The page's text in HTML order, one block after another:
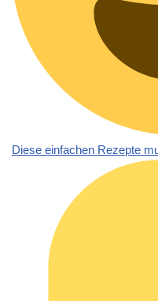
Diese einfachen Rezepte